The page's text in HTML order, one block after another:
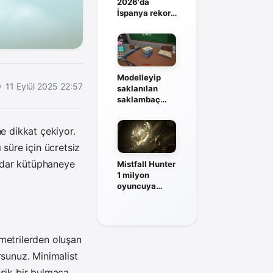
11 Eylül 2025 22:57
dikkat çekiyor.
süre için ücretsiz
kütüphaneye
oluşan
Minimalist
İspanya rekor
sahneye
çıkıyor
Modelleyip
saklanılan
saklambaç
duyuruldu
Mistfall Hunter
1 milyon
oyuncuya